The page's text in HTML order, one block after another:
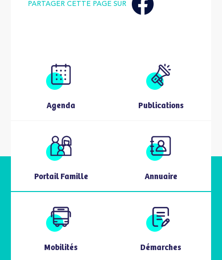
Agenda Publications
Portail Famille Annuaire
Mobilités Démarches
PARTAGER CETTE PAGE SUR